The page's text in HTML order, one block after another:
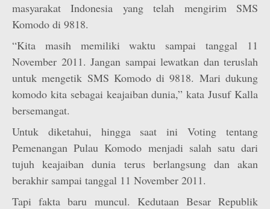
masyarakat Indonesia yang telah mengirim SMS
Komodo di 9818.
“Kita masih memiliki waktu sampai tanggal 11
November 2011. Jangan sampai lewatkan dan teruslah
untuk mengetik SMS Komodo di 9818. Mari dukung
komodo kita sebagai keajaiban dunia,” kata Jusuf Kalla
bersemangat.
Untuk diketahui, hingga saat ini Voting tentang
Pemenangan Pulau Komodo menjadi salah satu dari
tujuh keajaiban dunia terus berlangsung dan akan
berakhir sampai tanggal 11 November 2011.
Tapi fakta baru muncul. Kedutaan Besar Republik